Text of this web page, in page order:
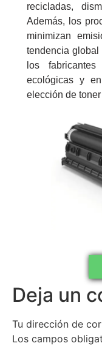
recicladas,
Además, los
minimizan
tendencia
los
ecológicas y
elección de
Deja un
Tu dirección de
Los campos